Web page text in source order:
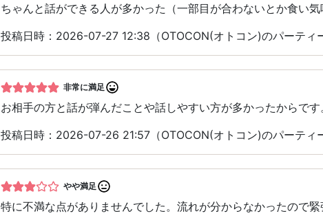
ちゃんと話ができる人が多かった（一部目が合わないとか食い
投稿日時：2026-07-27 12:38（OTOCON(オトコン)のパーティ
非常に満足
お相手の方と話が弾んだことや話しやすい方が多かったからです
投稿日時：2026-07-26 21:57（OTOCON(オトコン)のパーティ
やや満足
特に不満な点がありませんでした。流れが分からなかったので緊